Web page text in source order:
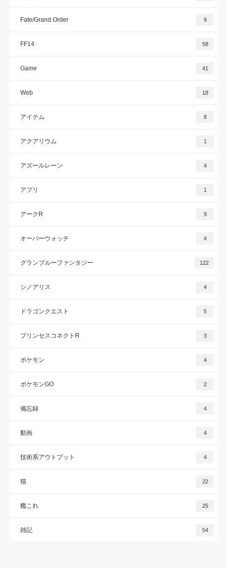
Fate/Grand Order 9
FF14 58
Game 41
Web 18
アイテム 8
アクアリウム 1
アズールレーン 4
アプリ 1
アークR 9
オーバーウォッチ 4
グランブルーファンタジー 122
シノアリス 4
ドラゴンクエスト 5
プリンセスコネクトR 3
ポケモン 4
ポケモンGO 2
備忘録 4
動画 4
技術系アウトプット 4
猫 22
艦これ 25
雑記 54